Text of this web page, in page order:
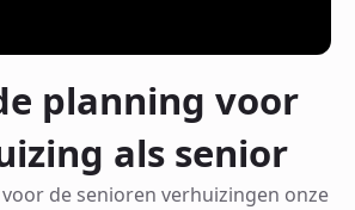
planning voor
als senior
de senioren verhuizingen onze